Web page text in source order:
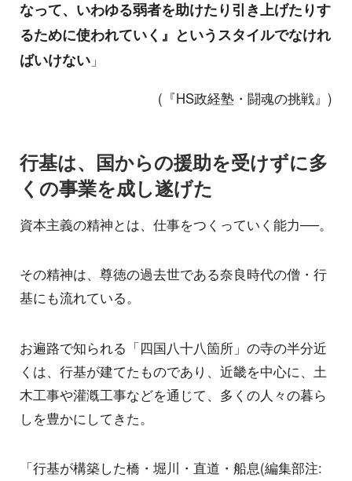
なって、いわゆる弱者を助けたり引き上げたりす
るために使われていく』というスタイルでなけれ
ばいけない 」
(『HS政経塾・闘魂の挑戦』)
行基は、国からの援助を受けずに多
くの事業を成し遂げた
資本主義の精神とは、仕事をつくっていく能力──。
その精神は、尊徳の過去世である奈良時代の僧・行
基にも流れている。
お遍路で知られる「四国八十八箇所」の寺の半分近
くは、行基が建てたものであり、近畿を中心に、土
木工事や灌漑工事などを通じて、多くの人々の暮ら
しを豊かにしてきた。
「行基が構築した橋・堀川・直道・船息(編集部注: